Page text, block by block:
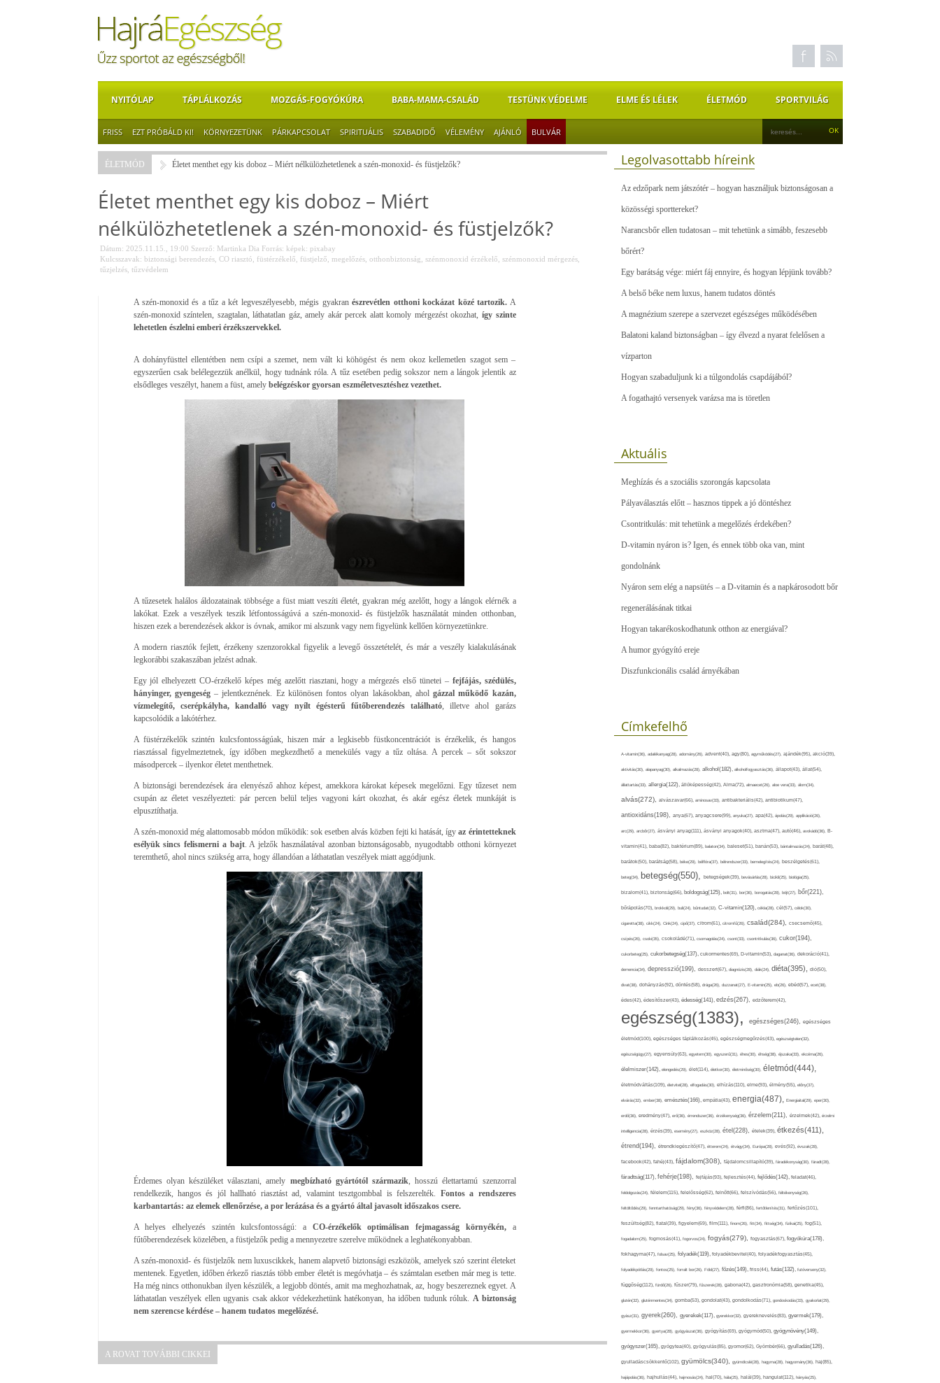
NYITÓLAP TÁPLÁLKOZÁS MOZGÁS-FOGYÓKÚRA BABA-MAMA-CSALÁD TESTÜNK VÉDELME ELME ÉS LÉLEK ÉLETMÓD SPORTVILÁG
FRISS EZT PRÓBÁLD KI! KÖRNYEZETÜNK PÁRKAPCSOLAT SPIRITUÁLIS SZABADIDŐ VÉLEMÉNY AJÁNLÓ BULVÁR
ÉLETMÓD Életet menthet egy kis doboz – Miért nélkülözhetetlenek a szén-monoxid- és füstjelzők?
Életet menthet egy kis doboz – Miért
nélkülözhetetlenek a szén-monoxid- és füstjelzők?
Dátum: 2025.11.15., 19:00 Szerző: Martinka Dia Forrás: képek: pixabay
Kulcsszavak: biztonsági berendezés, CO riasztó füstérzékelő füstjelző megelőzés, otthonbiztonság szénmonoxid érzékelő szénmonoxid mérgezés,
tűzjelzés, tűzvédelem
A szén-monoxid és a tűz a két legveszélyesebb, mégis gyakranészrevétlen otthoni kockázat közé tartozik. A
szén-monoxid színtelen, szagtalan, láthatatlan gáz, amely akár percek alatt komoly mérgezést okozhat, így szinte
lehetetlen észlelni emberi érzékszervekkel.
A dohányfüsttel ellentétben nem csípi a szemet, nem vált ki köhögést és nem okoz kellemetlen szagot sem –
egyszerűen csak belélegezzük anélkül, hogy tudnánk róla. A tűz esetében pedig sokszor nem a lángok jelentik az
elsődleges veszélyt, hanem a füst, amelybelégzéskor gyorsan eszméletvesztéshez vezethet.
A tűzesetek halálos áldozatainak többsége a füst miatt veszíti életét, gyakran még azelőtt, hogy a lángok elérnék a
lakókat. Ezek a veszélyek teszik létfontosságúvá a szén-monoxid- és füstjelzők használatát minden otthonban,
hiszen ezek a berendezések akkor is óvnak, amikor mi alszunk vagy nem figyelünk kellően környezetünkre.
A modern riasztók fejlett, érzékeny szenzorokkal figyelik a levegő összetételét, és már a veszély kialakulásának
legkorábbi szakaszában jelzést adnak.
Egy jól elhelyezett CO-érzékelő képes még azelőtt riasztani, hogy a mérgezés első tünetei – fejfájás, szédülés,
hányinger, gyengeség – jelentkeznének. Ez különösen fontos olyan lakásokban, ahol gázzal működő kazán,
vízmelegítő, cserépkályha, kandalló vagy nyílt égésterű fűtőberendezés található , illetve ahol garázs
kapcsolódik a lakótérhez.
A füstérzékelők szintén kulcsfontosságúak, hiszen már a legkisebb füstkoncentrációt is érzékelik, és hangos
riasztással figyelmeztetnek, így időben megkezdhető a menekülés vagy a tűz oltása. A percek – sőt sokszor
másodpercek – ilyenkor életet menthetnek.
A biztonsági berendezések ára elenyésző ahhoz képest, amekkora károkat képesek megelőzni. Egy tűzeset nem
csupán az életet veszélyezteti: pár percen belül teljes vagyoni kárt okozhat, és akár egész életek munkáját is
elpusztíthatja.
A szén-monoxid még alattomosabb módon működik: sok esetben alvás közben fejti ki hatását, így az érintetteknek
esélyük sincs felismerni a bajt. A jelzők használatával azonban biztonságosabb, nyugodtabb otthoni környezet
teremthető, ahol nincs szükség arra, hogy állandóan a láthatatlan veszélyek miatt aggódjunk.
Érdemes olyan készüléket választani, amely megbízható gyártótól származik , hosszú élettartamú szenzorral
rendelkezik, hangos és jól hallható riasztást ad, valamint tesztgombbal is felszerelték. Fontos a rendszeres
karbantartás: az elemek ellenőrzése, a por lerázása és a gyártó által javasolt időszakos csere.
A helyes elhelyezés szintén kulcsfontosságú: a CO-érzékelők optimálisan fejmagasság környékén,a
fűtőberendezések közelében, a füstjelzők pedig a mennyezetre szerelve működnek a leghatékonyabban.
A szén-monoxid- és füstjelzők nem luxuscikkek, hanem alapvető biztonsági eszközök, amelyek szó szerint életeket
mentenek. Egyetlen, időben érkező riasztás több ember életét is megóvhatja – és számtalan esetben már meg is tette.
Ha még nincs otthonukban ilyen készülék, a legjobb döntés, amit ma meghozhatnak, az, hogy beszereznek egyet. A
láthatatlan veszélyek ellen ugyanis csak akkor védekezhetünk hatékonyan, ha időben tudunk róluk. A biztonság
nem szerencse kérdése – hanem tudatos megelőzésé.
A ROVAT TOVÁBBI CIKKEI
Legolvasottabb híreink
Az edzőpark nem játszótér – hogyan használjuk biztonságosan a
közösségi sporttereket?
Narancsbőr ellen tudatosan – mit tehetünk a simább, feszesebb
bőrért?
Egy barátság vége: miért fáj ennyire, és hogyan lépjünk tovább?
A belső béke nem luxus, hanem tudatos döntés
A magnézium szerepe a szervezet egészséges működésében
Balatoni kaland biztonságban – így élvezd a nyarat felelősen a
vízparton
Hogyan szabaduljunk ki a túlgondolás csapdájából?
A fogathajtó versenyek varázsa ma is töretlen
Aktuális
Meghízás és a szociális szorongás kapcsolata
Pályaválasztás előtt – hasznos tippek a jó döntéshez
Csontritkulás: mit tehetünk a megelőzés érdekében?
D-vitamin nyáron is? Igen, és ennek több oka van, mint
gondolnánk
Nyáron sem elég a napsütés – a D-vitamin és a napkárosodott bőr
regenerálásának titkai
Hogyan takarékoskodhatunk otthon az energiával?
A humor gyógyító ereje
Diszfunkcionális család árnyékában
Címkefelhő
A-vitamin(36), adalékanyag(28), adomány(26), advent(40), agy(80), agyműködés(27), ajándék(95), akció(39),
aktivitás(30), alapanyag(30), alkalmazás(28), alkohol(182), alkoholfogyasztás(36), állapot(43), állat(54),
állattartás(33), allergia(122), állóképesség(42), Alma(72), almaecet(26), aloe vera(33), álom(34),
alvás(272), alvászavar(66), aminosav(33), antibakteriális(42), antibiotikum(47),
antioxidáns(198), anya(67), anyagcsere(99), anyuka(27), apa(42), ápolás(29), applikáció(26),
arc(29), arcbőr(27), ásványi anyag(111), ásványi anyagok(40), asztma(47), autó(46), avokádó(36), B-
vitamin(41), baba(82), baktérium(89), balaton(34), baleset(51), banán(53), bántalmazás(24), barát(48),
barátok(50), barátság(58), béke(29), bélflóra(37), bélrendszer(33), bemelegítés(24), beszélgetés(61),
beteg(34), betegség(550), betegségek(39), bevásárlás(28), bicikli(25), biológia(25),
bizalom(41), biztonság(66), boldogság(125), bolt(31), bor(36), borogatás(28), böjt(27), bőr(221),
bőrápolás(70), brokkoli(29), buli(24), bűntudat(32), C-vitamin(120), cékla(28), cél(57), célok(30),
cigaretta(38), cikk(24), Cink(24), cipő(37), citrom(61), citromfű(26), család(284), csecsemő(45),
csípés(26), csoki(35), csokoládé(71), csomagolás(24), csont(33), csontritkulás(36), cukor(194),
cukorbeteg(25), cukorbetegség(137), cukormentes(69), D-vitamin(53), daganat(36), dekoráció(41),
demencia(34), depresszió(199), desszert(67), diagnózis(28), diák(24), diéta(395), dió(50),
divat(38), dohányzás(92), döntés(58), drága(26), duzzanat(27), E-vitamin(25), eb(26), ebéd(57), ecet(38),
édes(42), édesítőszer(43), édesség(141), edzés(267), edzőterem(42),
egészség(1383), egészséges(246), egészséges
életmód(100), egészséges táplálkozás(45), egészségmegőrzés(43), egészségtelen(32),
egészségügy(27), egyensúly(63), egyetem(30), egyszerű(31), éhes(30), éhség(38), éjszaka(33), ekcéma(26),
élelmiszer(142), elengedés(29), élet(114), életkor(30), életminőség(30), életmód(444),
életmódváltás(109), életvitel(28), elfogadás(30), elhízás(110), elme(93), élmény(55), előny(37),
elvárás(32), ember(38), emésztés(166), empátia(43), energia(487), Energiaital(29), eper(30),
erdő(36), eredmény(47), erő(36), érrendszer(36), érzékenység(36), érzelem(211), érzelmek(42), érzelmi
intelligencia(28), érzés(39), esemény(27), eszköz(28), étel(228), ételek(39), étkezés(411),
étrend(194), étrendkiegészítő(47), étterem(24), étvágy(34), Európa(28), evés(92), évszak(28),
facebook(42), fahéj(43), fájdalom(308), fájdalomcsillapító(39), fáradékonyság(30), fáradt(28),
fáradtság(117), fehérje(198), fejfájás(93), fejlesztés(44), fejlődés(142), feladat(46),
feldolgozás(24), félelem(115), felelősség(62), felnőtt(66), felszívódás(56), féltékenység(26),
feltöltődés(29), fenntarthatóság(29), fény(36), fényvédelem(28), férfi(86), fertőtlenítés(31), fertőzés(101),
feszültség(82), fiatal(39), figyelem(69), film(111), finom(26), fitt(34), fittség(34), fizikai(25), fog(51),
fogadalom(25), fogmosás(41), fogorvos(24), fogyás(279), fogyasztás(67), fogyókúra(178),
fokhagyma(47), folsav(25), folyadék(119), folyadékbevitel(40), folyadékfogyasztás(45),
folyadékpótlás(29), fontos(25), forralt bor(26), Föld(27), főzés(149), friss(44), futás(132), futóverseny(32),
függőség(112), fürdő(26), fűszer(79), fűszerek(28), gabona(42), gasztronómia(58), genetika(45),
glutén(32), gluténmentes(34), gomba(53), gondolat(43), gondolkodás(71), gondoskodás(33), gyakorlat(29),
gyász(31), gyerek(260), gyerekek(117), gyerekkor(32), gyereknevelés(83), gyermek(179),
gyermekkor(36), gyertya(28), gyógyászat(36), gyógyítás(69), gyógymód(50), gyógynövény(149),
gyógyszer(165), gyógytea(40), gyógyulás(85), gyomor(62), Gyömbér(66), gyulladás(126),
gyulladáscsökkentő(102), gyümölcs(340), gyümölcslé(28), hagyma(28), hagyomány(36), haj(85),
hajápolás(36), hajhullás(44), hajmosás(24), hal(70), hála(25), halál(39), hangulat(112), hányás(25),